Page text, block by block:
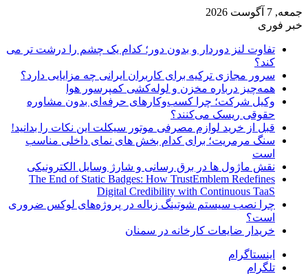
جمعه, 7 آگوست 2026
خبر فوری
تفاوت لنز دوردار و بدون دور؛ کدام یک چشم را درشت تر می
کند؟
سرور مجازی ترکیه برای کاربران ایرانی چه مزایایی دارد؟
همه‌چیز درباره مخزن و لوله‌کشی کمپرسور هوا
وکیل شرکت؛ چرا کسب‌وکارهای حرفه‌ای بدون مشاوره
حقوقی ریسک می‌کنند؟
قبل از خرید لوازم مصرفی موتور سیکلت این نکات را بدانید!
سنگ مرمریت؛ برای کدام بخش های نمای داخلی مناسب
است
نقش ماژول ها در برق رسانی و شارژ وسایل الکترونیکی
The End of Static Badges: How TrustEmblem Redefines
Digital Credibility with Continuous TaaS
چرا نصب سیستم شوتینگ زباله در پروژه‌های لوکس ضروری
است؟
خریدار ضایعات کارخانه در سمنان
اینستاگرام
تلگرام